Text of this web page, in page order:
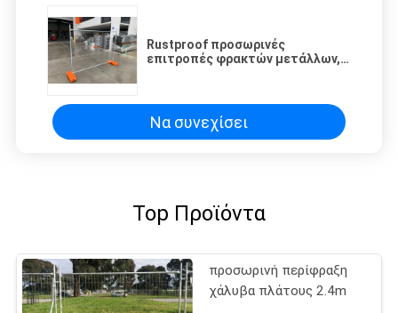
Rustproof προσωρινές
επιτροπές φρακτών μετάλλων,
συγκόλλησης
Να συνεχίσει
Top Προϊόντα
προσωρινή περίφραξη
χάλυβα πλάτους 2.4m